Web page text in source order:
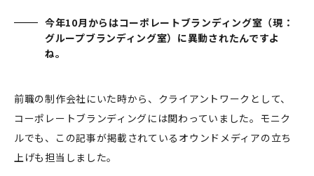
今年10月からはコーポレートブランディング室（現：
グループブランディング室）に異動されたんですよ
ね。
前職の制作会社にいた時から、クライアントワークとして、
コーポレートブランディングには関わっていました。モニク
ルでも、この記事が掲載されているオウンドメディアの立ち
上げも担当しました。